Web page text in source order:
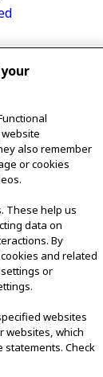
also remember
or cookies
These help us
data on
By
and related
or
websites
websites, which
Check